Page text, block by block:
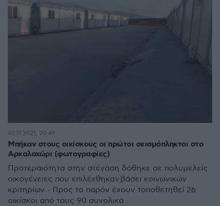
Μπήκαν στους οικίσκους οι πρώτοι σεισμόπληκτοι στο
Αρκαλοχώρι (φωτογραφίες)
Προτεραιότητα στην στέγαση δόθηκε σε πολυμελείς
οικογένειες που επιλέχθηκαν βάσει κοινωνικών
κριτηρίων - Προς το παρόν έχουν τοποθετηθεί 26
οικίσκοι από τους 90 συνολικά
02.11.2021, 20:49